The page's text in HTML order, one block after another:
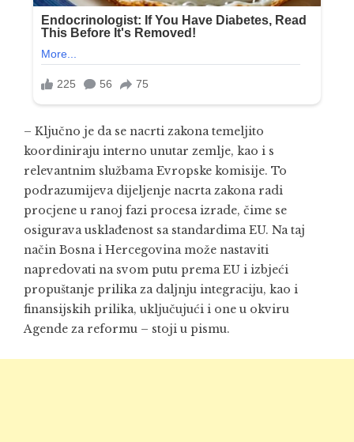
– Ključno je da se nacrti zakona temeljito
koordiniraju interno unutar zemlje, kao i s
relevantnim službama Evropske komisije. To
podrazumijeva dijeljenje nacrta zakona radi
procjene u ranoj fazi procesa izrade, čime se
osigurava usklađenost sa standardima EU. Na taj
način Bosna i Hercegovina može nastaviti
napredovati na svom putu prema EU i izbjeći
propuštanje prilika za daljnju integraciju, kao i
finansijskih prilika, uključujući i one u okviru
Agende za reformu – stoji u pismu.